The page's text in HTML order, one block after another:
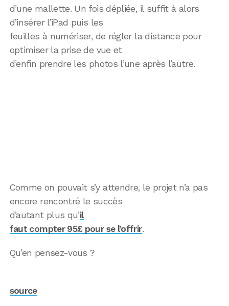
d’une mallette. Un fois dépliée, il suffit à alors
d’insérer l’iPad puis les
feuilles à numériser, de régler la distance pour
optimiser la prise de vue et
d’enfin prendre les photos l’une après l’autre.
Comme on pouvait s’y attendre, le projet n’a pas
encore rencontré le succès
d’autant plus qu’il
faut compter 95£ pour se l’offrir.
Qu’en pensez-vous ?
source